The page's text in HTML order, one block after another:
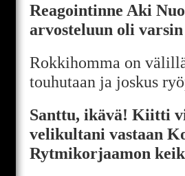
Reagointinne Aki
arvosteluun oli
Rokkihomma on
touhutaan ja joskus
Santtu, ikävä! Kiitti
velikultani vastaan
Rytmikorjaamon